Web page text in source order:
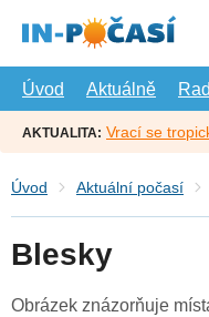
hlavní
Úvod
Aktuálně
AKTUALITA: Vrací se
Úvod Aktuální počasí
Blesky
Obrázek znázorňuje